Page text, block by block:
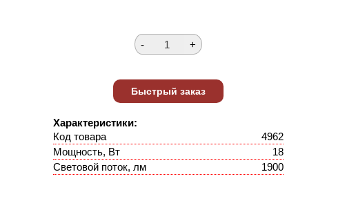
Характеристики:
Код товара
4962
Мощность, Вт
18
Световой поток, лм
1900